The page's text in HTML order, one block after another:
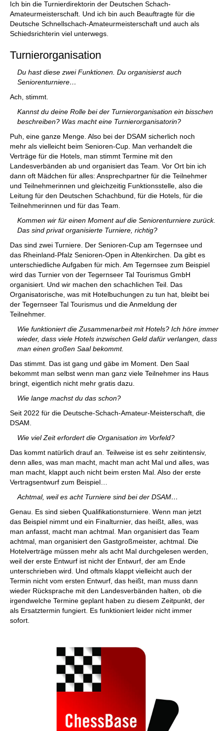
Ich bin die Turnierdirektorin der Deutschen Schach-
Amateurmeisterschaft. Und ich bin auch Beauftragte für die
Deutsche Schnellschach-Amateurmeisterschaft und auch als
Schiedsrichterin viel unterwegs.
Turnierorganisation
Du hast diese zwei Funktionen. Du organisierst auch
Seniorenturniere…
Ach, stimmt.
Kannst du deine Rolle bei der Turnierorganisation ein bisschen
beschreiben? Was macht eine Turnierorganisatorin?
Puh, eine ganze Menge. Also bei der DSAM sicherlich noch
mehr als vielleicht beim Senioren-Cup. Man verhandelt die
Verträge für die Hotels, man stimmt Termine mit den
Landesverbänden ab und organisiert das Team. Vor Ort bin ich
dann oft Mädchen für alles: Ansprechpartner für die Teilnehmer
und Teilnehmerinnen und gleichzeitig Funktionsstelle, also die
Leitung für den Deutschen Schachbund, für die Hotels, für die
Teilnehmerinnen und für das Team.
Kommen wir für einen Moment auf die Seniorenturniere zurück.
Das sind privat organisierte Turniere, richtig?
Das sind zwei Turniere. Der Senioren-Cup am Tegernsee und
das Rheinland-Pfalz Senioren-Open in Altenkirchen. Da gibt es
unterschiedliche Aufgaben für mich. Am Tegernsee zum Beispiel
wird das Turnier von der Tegernseer Tal Tourismus GmbH
organisiert. Und wir machen den schachlichen Teil. Das
Organisatorische, was mit Hotelbuchungen zu tun hat, bleibt bei
der Tegernseer Tal Tourismus und die Anmeldung der
Teilnehmer.
Wie funktioniert die Zusammenarbeit mit Hotels? Ich höre immer
wieder, dass viele Hotels inzwischen Geld dafür verlangen, dass
man einen großen Saal bekommt.
Das stimmt. Das ist gang und gäbe im Moment. Den Saal
bekommt man selbst wenn man ganz viele Teilnehmer ins Haus
bringt, eigentlich nicht mehr gratis dazu.
Wie lange machst du das schon?
Seit 2022 für die Deutsche-Schach-Amateur-Meisterschaft, die
DSAM.
Wie viel Zeit erfordert die Organisation im Vorfeld?
Das kommt natürlich drauf an. Teilweise ist es sehr zeitintensiv,
denn alles, was man macht, macht man acht Mal und alles, was
man macht, klappt auch nicht beim ersten Mal. Also der erste
Vertragsentwurf zum Beispiel…
Achtmal, weil es acht Turniere sind bei der DSAM…
Genau. Es sind sieben Qualifikationsturniere. Wenn man jetzt
das Beispiel nimmt und ein Finalturnier, das heißt, alles, was
man anfasst, macht man achtmal. Man organisiert das Team
achtmal, man organisiert den Gastgroßmeister, achtmal. Die
Hotelverträge müssen mehr als acht Mal durchgelesen werden,
weil der erste Entwurf ist nicht der Entwurf, der am Ende
unterschrieben wird. Und oftmals klappt vielleicht auch der
Termin nicht vom ersten Entwurf, das heißt, man muss dann
wieder Rücksprache mit den Landesverbänden halten, ob die
irgendwelche Termine geplant haben zu diesem Zeitpunkt, der
als Ersatztermin fungiert. Es funktioniert leider nicht immer
sofort.